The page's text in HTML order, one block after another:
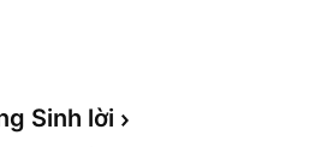
Sinh lời